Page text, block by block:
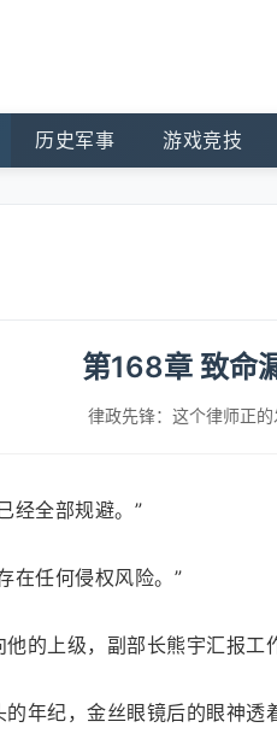
历史军事 游戏竞技
第168章 致命
律政先锋：这个律师正的
经全部规避。”
在任何侵权风险。”
的上级，副部长熊宇汇报工
年纪，金丝眼镜后的眼神透